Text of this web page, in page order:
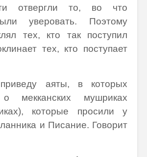
отвергли то, во что
уверовать. Поэтому
тех, кто так поступил
тех, кто поступает
аяты, в которых
о мекканских мушриках
которые просили у
и Писание. Говорит